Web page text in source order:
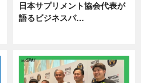
日本サプリメント協会代表が
語るビジネスパ…